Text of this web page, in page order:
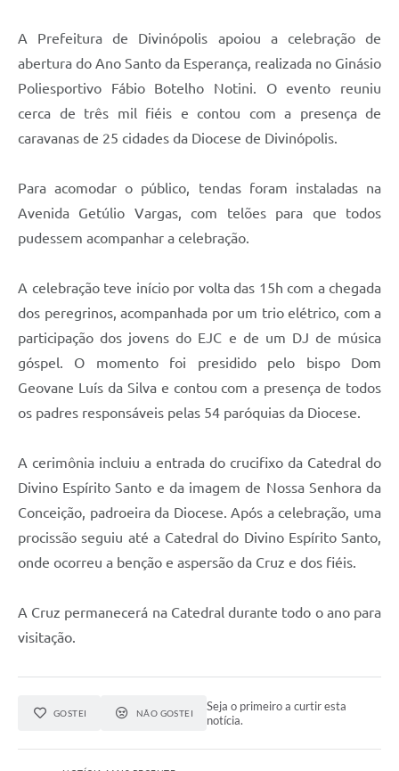
A Prefeitura de Divinópolis apoiou a celebração de
abertura do Ano Santo da Esperança, realizada no Ginásio
Poliesportivo Fábio Botelho Notini. O evento reuniu
cerca de três mil fiéis e contou com a presença de
caravanas de 25 cidades da Diocese de Divinópolis.
Para acomodar o público, tendas foram instaladas na
Avenida Getúlio Vargas, com telões para que todos
pudessem acompanhar a celebração.
A celebração teve início por volta das 15h com a chegada
dos peregrinos, acompanhada por um trio elétrico, com a
participação dos jovens do EJC e de um DJ de música
góspel. O momento foi presidido pelo bispo Dom
Geovane Luís da Silva e contou com a presença de todos
os padres responsáveis pelas 54 paróquias da Diocese.
A cerimônia incluiu a entrada do crucifixo da Catedral do
Divino Espírito Santo e da imagem de Nossa Senhora da
Conceição, padroeira da Diocese. Após a celebração, uma
procissão seguiu até a Catedral do Divino Espírito Santo,
onde ocorreu a benção e aspersão da Cruz e dos fiéis.
A Cruz permanecerá na Catedral durante todo o ano para
visitação.
GOSTEI NÃO GOSTEI
Seja o primeiro a curtir esta
notícia.